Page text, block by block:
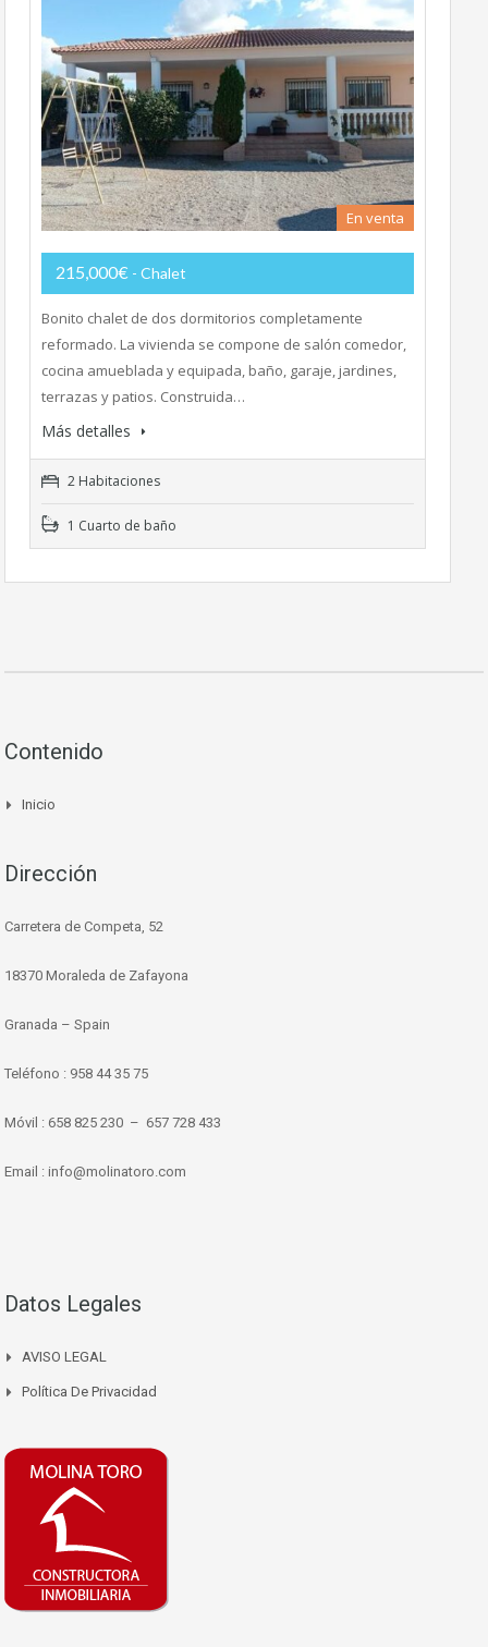
En venta
215,000€ - Chalet
Bonito chalet de dos dormitorios completamente
reformado. La vivienda se compone de salón comedor,
cocina amueblada y equipada, baño, garaje, jardines,
terrazas y patios. Construida…
Más detalles
2 Habitaciones
1 Cuarto de baño
Contenido
Inicio
Dirección
Carretera de Competa, 52
18370 Moraleda de Zafayona
Granada – Spain
Teléfono : 958 44 35 75
Móvil : 658 825 230 – 657 728 433
Email : info@molinatoro.com
Datos Legales
AVISO LEGAL
Política De Privacidad